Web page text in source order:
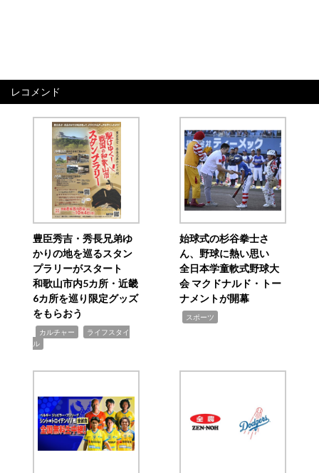
レコメンド
豊臣秀吉・秀長兄弟ゆ
かりの地を巡るスタン
プラリーがスタート
和歌山市内5カ所・近畿
6カ所を巡り限定グッズ
をもらおう
カルチャー
ライフスタイ
ル
始球式の杉谷拳士さ
ん、野球に熱い思い
全日本学童軟式野球大
会 マクドナルド・トー
ナメントが開幕
スポーツ